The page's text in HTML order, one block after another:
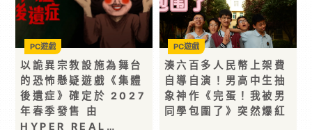
以詭異宗教設施為舞台
的恐怖懸疑遊戲《集體
後遺症》確定於 2027
年春季發售 由
HYPER REAL…
PC遊戲
湊六百多人民幣上架費
自導自演！男高中生抽
象神作《完蛋！我被男
同學包圍了》突然爆紅
PC遊戲